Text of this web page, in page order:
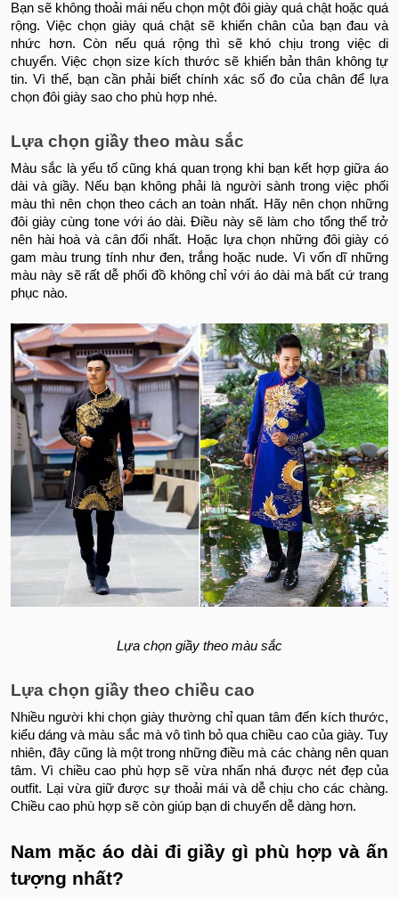
Bạn sẽ không thoải mái nếu chọn một đôi giày quá chật hoặc quá
rộng. Việc chọn giày quá chật sẽ khiến chân của bạn đau và
nhức hơn. Còn nếu quá rộng thì sẽ khó chịu trong việc di
chuyển. Việc chọn size kích thước sẽ khiến bản thân không tự
tin. Vì thế, bạn cần phải biết chính xác số đo của chân để lựa
chọn đôi giày sao cho phù hợp nhé.
Lựa chọn giầy theo màu sắc
Màu sắc là yếu tố cũng khá quan trọng khi bạn kết hợp giữa áo
dài và giầy. Nếu bạn không phải là người sành trong việc phối
màu thì nên chọn theo cách an toàn nhất. Hãy nên chọn những
đôi giày cùng tone với áo dài. Điều này sẽ làm cho tổng thể trở
nên hài hoà và cân đối nhất. Hoặc lựa chọn những đôi giày có
gam màu trung tính như đen, trắng hoặc nude. Vì vốn dĩ những
màu này sẽ rất dễ phối đồ không chỉ với áo dài mà bất cứ trang
phục nào.
Lựa chọn giầy theo màu sắc
Lựa chọn giầy theo chiều cao
Nhiều người khi chọn giày thường chỉ quan tâm đến kích thước,
kiểu dáng và màu sắc mà vô tình bỏ qua chiều cao của giày. Tuy
nhiên, đây cũng là một trong những điều mà các chàng nên quan
tâm. Vì chiều cao phù hợp sẽ vừa nhấn nhá được nét đẹp của
outfit. Lại vừa giữ được sự thoải mái và dễ chịu cho các chàng.
Chiều cao phù hợp sẽ còn giúp bạn di chuyển dễ dàng hơn.
Nam mặc áo dài đi giầy gì phù hợp và ấn
tượng nhất?